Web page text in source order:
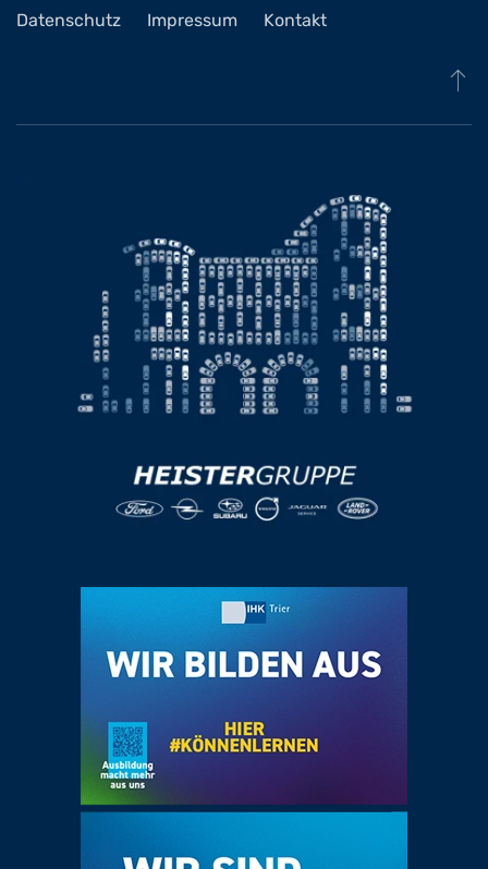
Datenschutz Impressum Kontakt